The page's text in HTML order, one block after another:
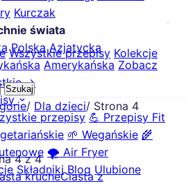
Kurczak
świata
Polska Azjatycka
Amerykańska Zobacz
→
przepisy 💪 Przepisy Fit
🌱 Wegańskie 🌾
🌪️ Air Fryer
Składniki Blog Ulubione
Wszystkie przepisy Kolekcje
Szukaj
/ Dla dzieci/ Strona 4
4 z 4
krucheCiasta z